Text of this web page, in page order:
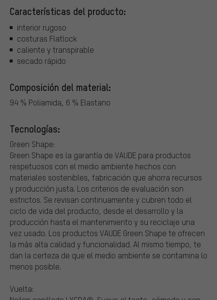
Características del producto:
interior rugoso
costuras Flatlock
caliente y transpirable
secado rápido
Composición del material:
94 % Poliamida, 6 % Elastano
Tecnologías:
Green Shape:
Green Shape es la garantía de VAUDE para productos
respetuosos con el medio ambiente hechos con
materiales sostenibles, fabricación que ahorra recursos
y producción justa. Los criterios de evaluación son
estrictos. Se revisan continuamente y cubren todo el
ciclo de vida del producto, desde el desarrollo y la
producción hasta el mantenimiento y su reciclaje una
vez usado. Los productos VAUDE Green Shape te ofrecen
la más alta calidad y funcionalidad. Al mismo tiempo, te
dan la certeza de que el medio ambiente se contamina lo
menos posible.
Vuelta: